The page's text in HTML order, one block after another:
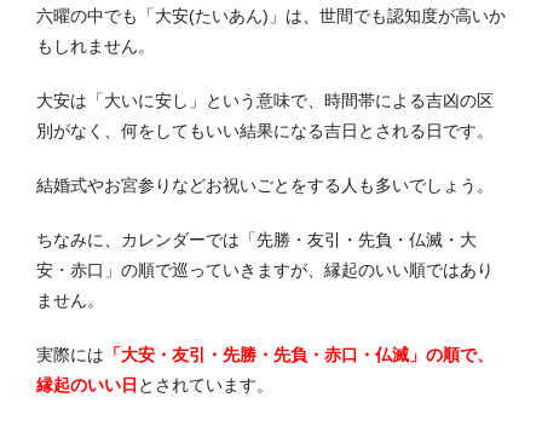
六曜の中でも「大安(たいあん)」は、世間でも認知度が高いか
もしれません。
大安は「大いに安し」という意味で、時間帯による吉凶の区
別がなく、何をしてもいい結果になる吉日とされる日です。
結婚式やお宮参りなどお祝いごとをする人も多いでしょう。
ちなみに、カレンダーでは「先勝・友引・先負・仏滅・大
安・赤口」の順で巡っていきますが、縁起のいい順ではあり
ません。
実際には 「大安・友引・先勝・先負・赤口・仏滅」の順で、
縁起のいい日 とされています。